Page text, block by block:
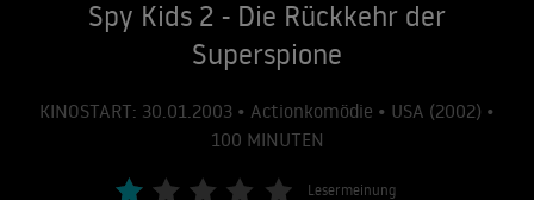
Spy Kids 2 - Die Rückkehr der
Superspione
KINOSTART: 30.01.2003 • Actionkomödie • USA (2002) •
100 MINUTEN
Lesermeinung